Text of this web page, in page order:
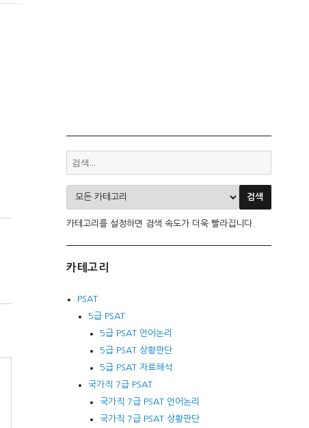
카테고리를 설정하면 검색 속도가 더욱 빨라집니다.
카테고리
PSAT
5급 PSAT
5급 PSAT 언어논리
5급 PSAT 상황판단
5급 PSAT 자료해석
국가직 7급 PSAT
국가직 7급 PSAT 언어논리
국가직 7급 PSAT 상황판단